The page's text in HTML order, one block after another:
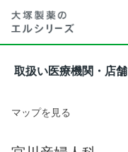
取扱い医療機関・店舗
マップを見る